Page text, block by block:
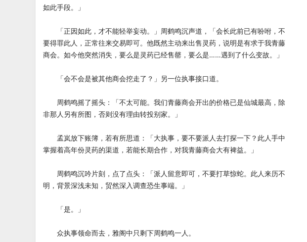
如此手段。」
「正因如此，才不能轻举妄动。」周鹤鸣沉声道，「会长此前已有吩咐，不
要得罪此人，正常往来交易即可。他既然主动来出售灵药，说明是有求于我青藤
商会。如今他突然消失，要么是灵药已经售罄，要么是……遇到了什么变故。」
「会不会是被其他商会挖走了？」另一位执事接口道。
周鹤鸣摇了摇头：「不太可能。我们青藤商会开出的价格已是仙城最高，除
非那人另有所图，否则没有理由转投别家。」
孟岚放下账簿，若有所思道：「大执事，要不要派人去打探一下？此人手中
掌握着高年份灵药的渠道，若能长期合作，对我青藤商会大有裨益。」
周鹤鸣沉吟片刻，点了点头：「派人留意即可，不要打草惊蛇。此人来历不
明，背景深浅未知，贸然深入调查恐生事端。」
「是。」
众执事领命而去，雅阁中只剩下周鹤鸣一人。